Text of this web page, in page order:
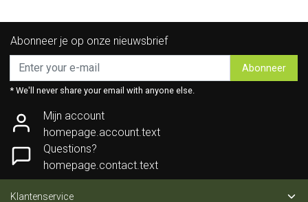
Abonneer je op onze nieuwsbrief
Abonneer
* We'll never share your email with anyone else.
Mijn account
homepage.account.text
Questions?
homepage.contact.text
Klantenservice